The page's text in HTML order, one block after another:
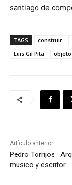
santiago de
TAGS construir
Luis Gil Pita
objeto
Artículo anterior
Pedro Torrijos ·
músico y escritor